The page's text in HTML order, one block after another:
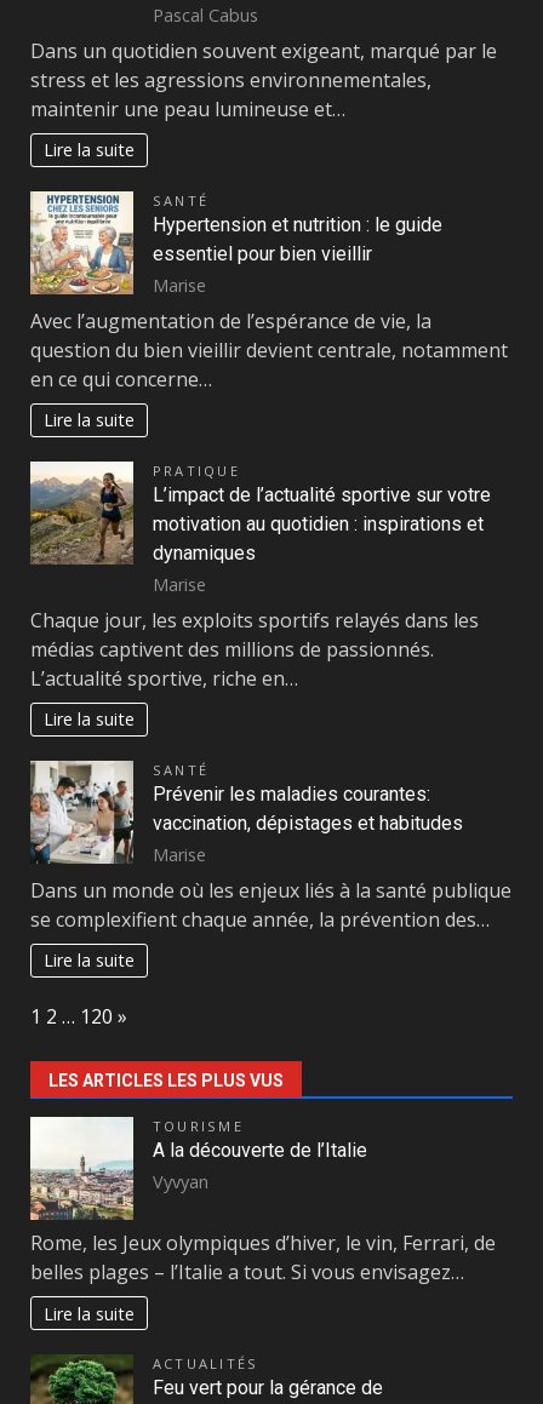
Pascal Cabus
Dans un quotidien souvent exigeant, marqué par le
stress et les agressions environnementales,
maintenir une peau lumineuse et…
Lire la suite
SANTÉ
Hypertension et nutrition : le guide
essentiel pour bien vieillir
Marise
Avec l’augmentation de l’espérance de vie, la
question du bien vieillir devient centrale, notamment
en ce qui concerne…
Lire la suite
PRATIQUE
L’impact de l’actualité sportive sur votre
motivation au quotidien : inspirations et
dynamiques
Marise
Chaque jour, les exploits sportifs relayés dans les
médias captivent des millions de passionnés.
L’actualité sportive, riche en…
Lire la suite
SANTÉ
Prévenir les maladies courantes:
vaccination, dépistages et habitudes
Marise
Dans un monde où les enjeux liés à la santé publique
se complexifient chaque année, la prévention des…
Lire la suite
Page:
1 2 … 120 Next
»
LES ARTICLES LES PLUS VUS
TOURISME
A la découverte de l’Italie
Vyvyan
Rome, les Jeux olympiques d’hiver, le vin, Ferrari, de
belles plages – l’Italie a tout. Si vous envisagez…
Lire la suite
ACTUALITÉS
Feu vert pour la gérance de